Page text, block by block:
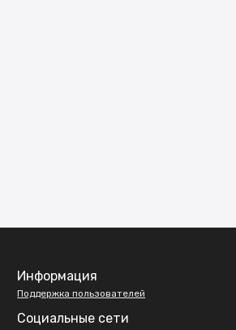
Информация
Поддержка пользователей
Социальные сети